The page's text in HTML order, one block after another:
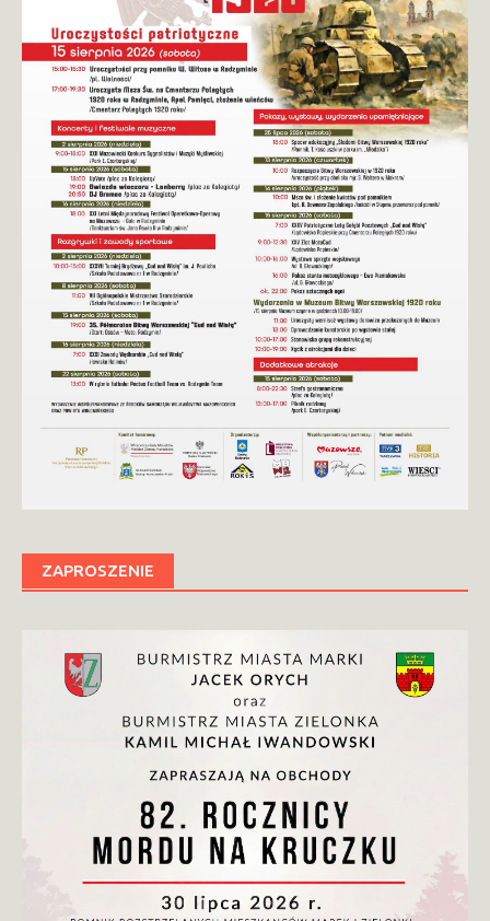
ZAPROSZENIE